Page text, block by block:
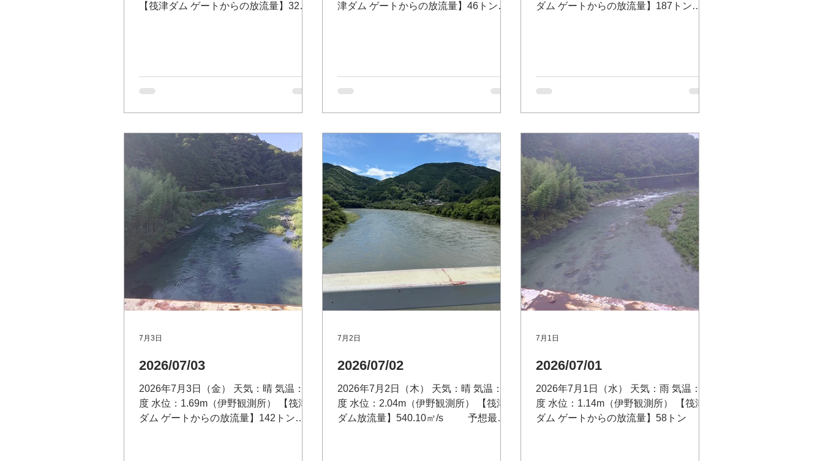
【筏津ダム ゲートからの放流量】32ト
い合わせ：大渡ダム管理所 電話 0889-
32-2120 川の防災情報はこちら
友釣り専用区（支流 土居川 仁淀川
町） Googleマップ 片岡沈下橋（本
流 越知町） Googleマップ 7月９日の
写真 少し水量が減りました。梼ノ瀬に
一人釣り人がいました。
津ダム ゲートからの放流量】46トン
い合わせ：大渡ダム管理所 電話 0889-
32-2120 川の防災情報はこちら
友釣り専用区（支流 土居川 仁淀川
町） Googleマップ 朝から数名竿出し
てます。 黒瀬（本流 越知町）Google
マップ そろそろ本流やれそうです。ギ
リギリ高めいっぱい慣れてないと危ない
です。 柳瀬（本流 右岸日高村、左岸
いの町）Googleマップ
ダム ゲートからの放流量】187トン
【大渡ダム放流量】 178.41㎥/s 予想最
大放流量 毎秒 500トン 問い合わせ：
http://www.river.go.jp 大野内橋（支流
上八川川 いの町）Googleマップ 池川
友釣り専用区（支流 土居川 仁淀川
町） Googleマップ 長者川（支流 長
者川 仁淀川町）Googleマップ
2026/07/03
2026年7月3日（金） 天気：晴 気温：26
度 水位：1.69m（伊野観測所） 【筏津
ダム ゲートからの放流量】142トン
7月3日
2026/07/02
2026年7月2日（木） 天気：晴 気温：31
度 水位：2.04m（伊野観測所） 【筏津
ダム放流量】540.10㎥/s 予想最大
7月2日
2026/07/01
2026年7月1日（水） 天気：雨 気温：22
度 水位：1.14m（伊野観測所） 【筏津
ダム ゲートからの放流量】58トン
7月1日